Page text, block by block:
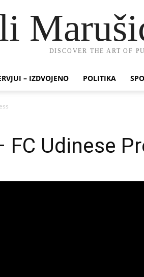
DISCOVER THE ART OF
– IZDVOJENO POLITIKA
FC Udinese